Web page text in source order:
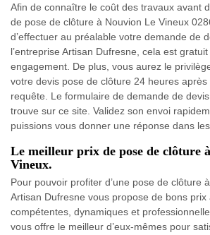
Afin de connaître le coût des travaux avant
de pose de clôture à Nouvion Le Vineux
d’effectuer au préalable votre demande de
l’entreprise Artisan Dufresne, cela est
engagement. De plus, vous aurez le
votre devis pose de clôture 24 heures après
requête. Le formulaire de demande de
trouve sur ce site. Validez son envoi
puissions vous donner une réponse dans
Le meilleur prix de pose de clôture
Vineux.
Pour pouvoir profiter d’une pose de clôture
Artisan Dufresne vous propose de bons prix
compétentes, dynamiques et
vous offre le meilleur d’eux-mêmes pour